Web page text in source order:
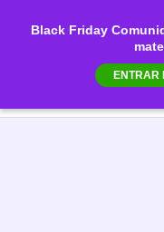
Black Friday
ENTRAR
para